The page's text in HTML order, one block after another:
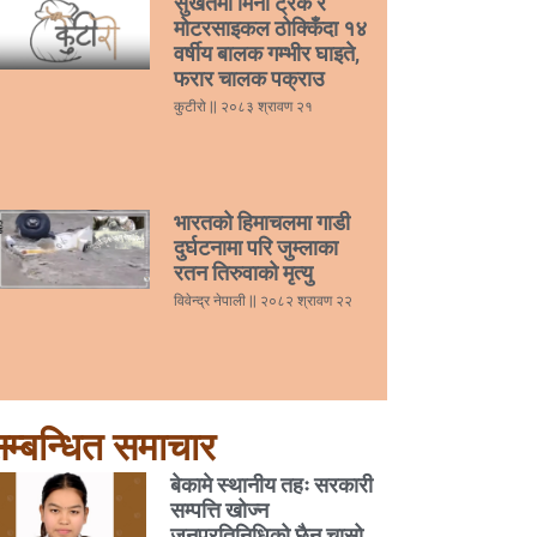
मोटरसाइकल ठोक्किँदा १४
वर्षीय बालक गम्भीर घाइते,
फरार चालक पक्राउ
कुटीरो २०८३ श्रावण २१
भारतको हिमाचलमा गाडी
दुर्घटनामा परि जुम्लाका
रतन तिरुवाको मृत्यु
विवेन्द्र नेपाली २०८२ श्रावण २२
समाचार
बेकामे स्थानीय तहः सरकारी
सम्पत्ति खोज्न